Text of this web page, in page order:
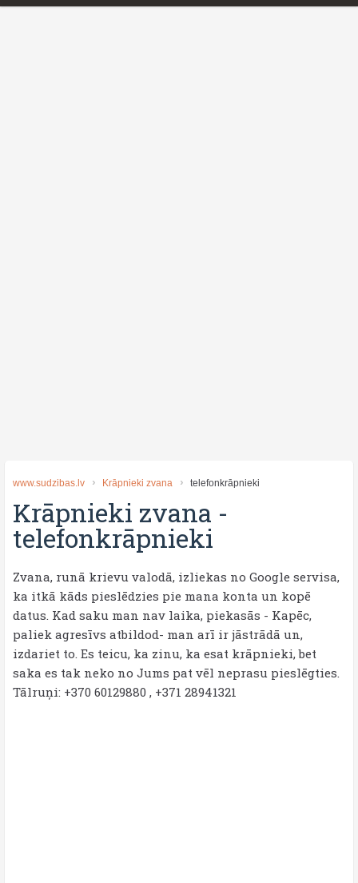
www.sudzibas.lv Krāpnieki zvana telefonkrāpnieki
Krāpnieki zvana -
telefonkrāpnieki
Zvana, runā krievu valodā, izliekas no Google servisa,
ka itkā kāds pieslēdzies pie mana konta un kopē
datus. Kad saku man nav laika, piekasās - Kapēc,
paliek agresīvs atbildod- man arī ir jāstrādā un,
izdariet to. Es teicu, ka zinu, ka esat krāpnieki, bet
saka es tak neko no Jums pat vēl neprasu pieslēgties.
Tālruņi: +370 60129880 , +371 28941321